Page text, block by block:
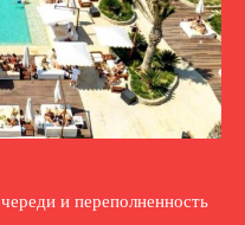
и переполненность